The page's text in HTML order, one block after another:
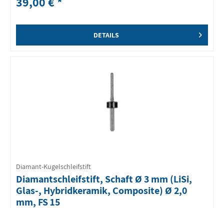
DETAILS
Diamant-Kugelschleifstift
Diamantschleifstift, Schaft Ø 3 mm (LiSi,
Glas-, Hybridkeramik, Composite) Ø 2,0
mm, FS 15